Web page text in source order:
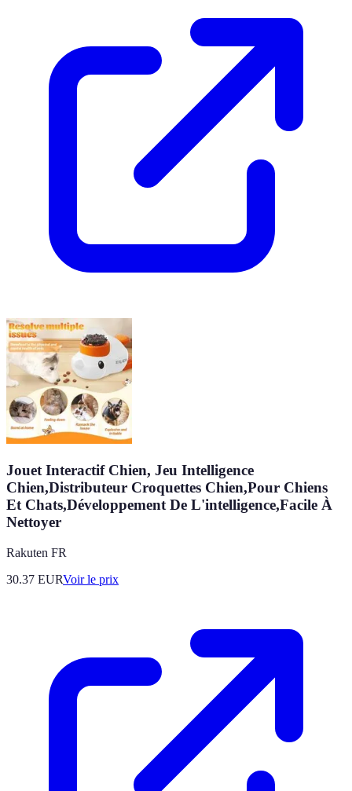
Jouet Interactif Chien, Jeu Intelligence
Chien,Distributeur Croquettes Chien,Pour Chiens
Et Chats,Développement De L'intelligence,Facile À
Nettoyer
Rakuten FR
30.37 EURVoir le prix